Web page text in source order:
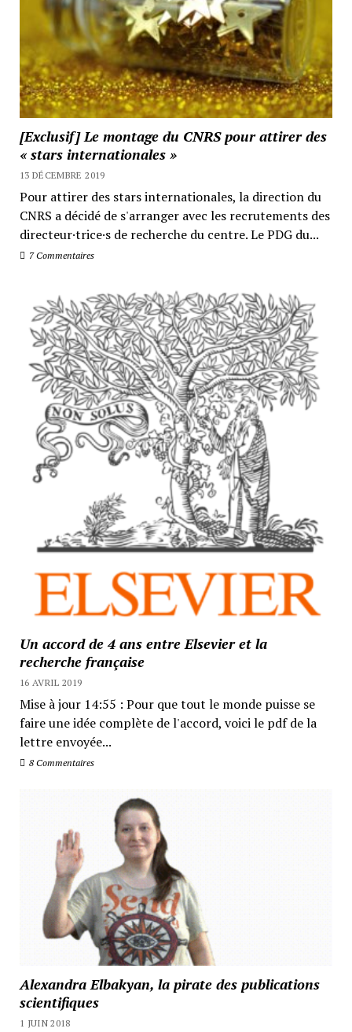
[Exclusif] Le montage du CNRS pour attirer des
« stars internationales »
13 DÉCEMBRE 2019
Pour attirer des stars internationales, la direction du
CNRS a décidé de s'arranger avec les recrutements des
directeur·trice·s de recherche du centre. Le PDG du...
7 Commentaires
Un accord de 4 ans entre Elsevier et la
recherche française
16 AVRIL 2019
Mise à jour 14:55 : Pour que tout le monde puisse se
faire une idée complète de l'accord, voici le pdf de la
lettre envoyée...
8 Commentaires
Alexandra Elbakyan, la pirate des publications
scientifiques
1 JUIN 2018